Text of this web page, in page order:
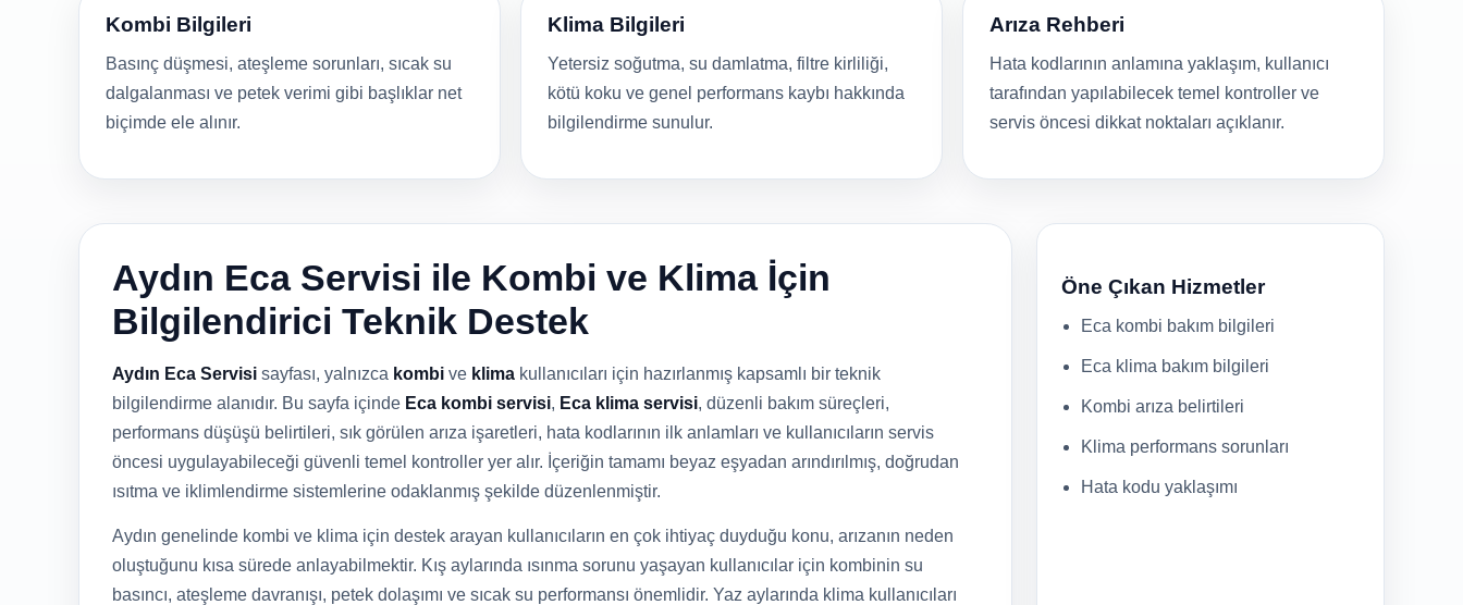
Kombi Bilgileri
Basınç düşmesi, ateşleme sorunları, sıcak su
dalgalanması ve petek verimi gibi başlıklar net
biçimde ele alınır.
Klima Bilgileri
Yetersiz soğutma, su damlatma, filtre kirliliği,
kötü koku ve genel performans kaybı hakkında
bilgilendirme sunulur.
Arıza Rehberi
Hata kodlarının anlamına yaklaşım, kullanıcı
tarafından yapılabilecek temel kontroller ve
servis öncesi dikkat noktaları açıklanır.
Aydın Eca Servisi ile Kombi ve Klima İçin
Bilgilendirici Teknik Destek
Aydın Eca Servisi sayfası, yalnızca kombi ve klima kullanıcıları için hazırlanmış kapsamlı bir teknik
bilgilendirme alanıdır. Bu sayfa içinde Eca kombi servisi, Eca klima servisi, düzenli bakım süreçleri,
performans düşüşü belirtileri, sık görülen arıza işaretleri, hata kodlarının ilk anlamları ve kullanıcıların servis
öncesi uygulayabileceği güvenli temel kontroller yer alır. İçeriğin tamamı beyaz eşyadan arındırılmış, doğrudan
ısıtma ve iklimlendirme sistemlerine odaklanmış şekilde düzenlenmiştir.
Aydın genelinde kombi ve klima için destek arayan kullanıcıların en çok ihtiyaç duyduğu konu, arızanın neden
oluştuğunu kısa sürede anlayabilmektir. Kış aylarında ısınma sorunu yaşayan kullanıcılar için kombinin su
basıncı, ateşleme davranışı, petek dolaşımı ve sıcak su performansı önemlidir. Yaz aylarında klima kullanıcıları
Öne Çıkan Hizmetler
Eca kombi bakım bilgileri
Eca klima bakım bilgileri
Kombi arıza belirtileri
Klima performans sorunları
Hata kodu yaklaşımı